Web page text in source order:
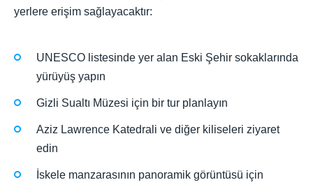
yerlere erişim sağlayacaktır:
UNESCO listesinde yer alan Eski Şehir sokaklarında
yürüyüş yapın
Gizli Sualtı Müzesi için bir tur planlayın
Aziz Lawrence Katedrali ve diğer kiliseleri ziyaret
edin
İskele manzarasının panoramik görüntüsü için